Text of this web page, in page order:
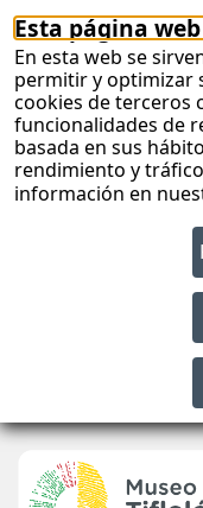
Esta página
En esta web se
permitir y optimizar
cookies de terceros
funcionalidades de
basada en sus
rendimiento y
información en